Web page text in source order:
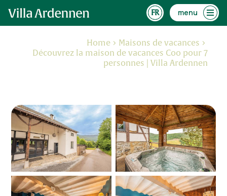
menu
Home
Maisons de vacances
Découvrez la maison de vacances Coo pour 7
personnes | Villa Ardennen